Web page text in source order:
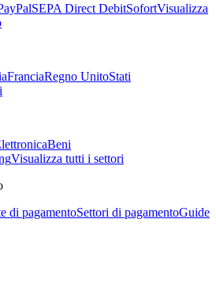
SEPA Direct DebitSofortVisualizza
FranciaRegno UnitoStati
Beni
Visualizza tutti i settori
di pagamentoSettori di pagamentoGuide